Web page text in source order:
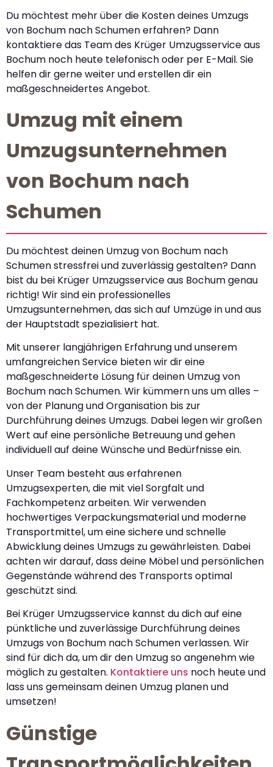
Du möchtest mehr über die Kosten deines Umzugs
von Bochum nach Schumen erfahren? Dann
kontaktiere das Team des Krüger Umzugsservice aus
Bochum noch heute telefonisch oder per E-Mail. Sie
helfen dir gerne weiter und erstellen dir ein
maßgeschneidertes Angebot.
Umzug mit einem
Umzugsunternehmen
von Bochum nach
Schumen
Du möchtest deinen Umzug von Bochum nach
Schumen stressfrei und zuverlässig gestalten? Dann
bist du bei Krüger Umzugsservice aus Bochum genau
richtig! Wir sind ein professionelles
Umzugsunternehmen, das sich auf Umzüge in und aus
der Hauptstadt spezialisiert hat.
Mit unserer langjährigen Erfahrung und unserem
umfangreichen Service bieten wir dir eine
maßgeschneiderte Lösung für deinen Umzug von
Bochum nach Schumen. Wir kümmern uns um alles –
von der Planung und Organisation bis zur
Durchführung deines Umzugs. Dabei legen wir großen
Wert auf eine persönliche Betreuung und gehen
individuell auf deine Wünsche und Bedürfnisse ein.
Unser Team besteht aus erfahrenen
Umzugsexperten, die mit viel Sorgfalt und
Fachkompetenz arbeiten. Wir verwenden
hochwertiges Verpackungsmaterial und moderne
Transportmittel, um eine sichere und schnelle
Abwicklung deines Umzugs zu gewährleisten. Dabei
achten wir darauf, dass deine Möbel und persönlichen
Gegenstände während des Transports optimal
geschützt sind.
Bei Krüger Umzugsservice kannst du dich auf eine
pünktliche und zuverlässige Durchführung deines
Umzugs von Bochum nach Schumen verlassen. Wir
sind für dich da, um dir den Umzug so angenehm wie
möglich zu gestalten. Kontaktiere uns noch heute und
lass uns gemeinsam deinen Umzug planen und
umsetzen!
Günstige